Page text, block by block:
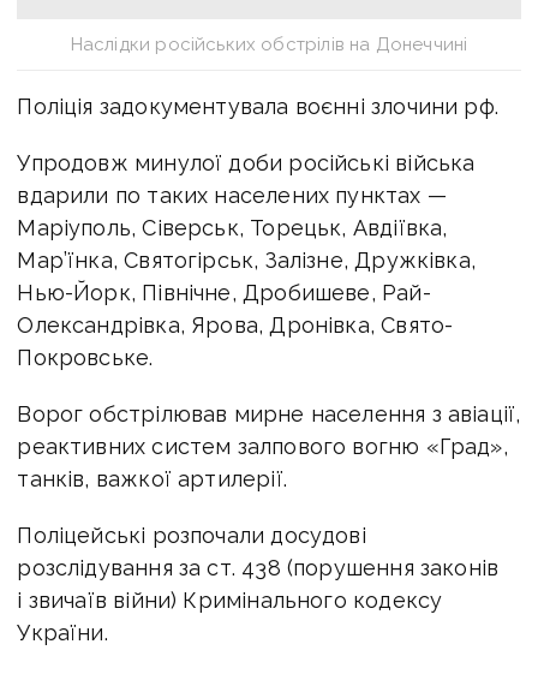
Наслідки російських обстрілів на Донеччині
Поліція задокументувала воєнні злочини рф.
Упродовж минулої доби російські війська
вдарили по таких населених пунктах —
Маріуполь, Сіверськ, Торецьк, Авдіївка,
Мар’їнка, Святогірськ, Залізне, Дружківка,
Нью-Йорк, Північне, Дробишеве, Рай-
Олександрівка, Ярова, Дронівка, Свято-
Покровське.
Ворог обстрілював мирне населення з авіації,
реактивних систем залпового вогню «Град»,
танків, важкої артилерії.
Поліцейські розпочали досудові
розслідування за ст. 438 (порушення законів
і звичаїв війни) Кримінального кодексу
України.